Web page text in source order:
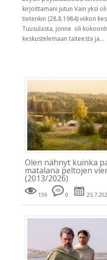
kirjoittamani jutun Vain yksi
tietenkin (28.8.1984) viikon
Tuusulasta, jonne oli
keskustelemaan taiteesta ja...
Olen nähnyt kuinka
matalana peltojen
(2013/2026)
136 0